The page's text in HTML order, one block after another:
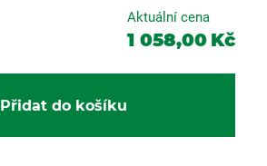
Aktuální cena
1 058,00 Kč
Přidat do košíku